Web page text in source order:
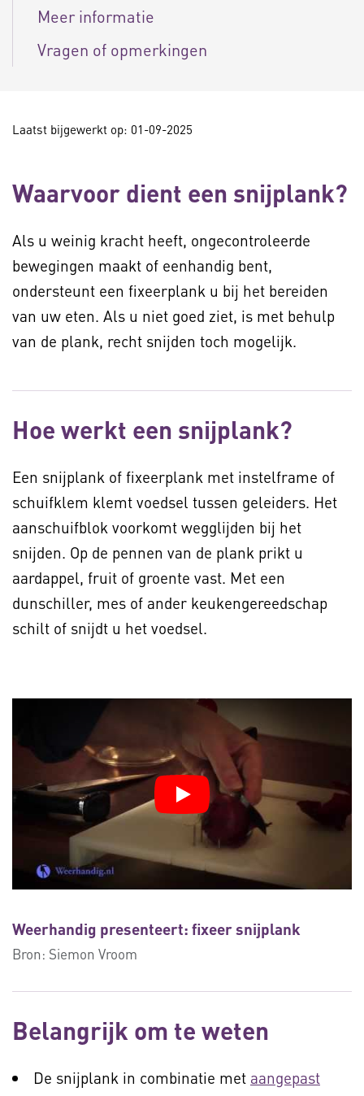
Meer informatie
Vragen of opmerkingen
Laatst bijgewerkt op: 01-09-2025
Waarvoor dient een snijplank?
Als u weinig kracht heeft, ongecontroleerde
bewegingen maakt of eenhandig bent,
ondersteunt een fixeerplank u bij het bereiden
van uw eten. Als u niet goed ziet, is met behulp
van de plank, recht snijden toch mogelijk.
Hoe werkt een snijplank?
Een snijplank of fixeerplank met instelframe of
schuifklem klemt voedsel tussen geleiders. Het
aanschuifblok voorkomt wegglijden bij het
snijden. Op de pennen van de plank prikt u
aardappel, fruit of groente vast. Met een
dunschiller, mes of ander keukengereedschap
schilt of snijdt u het voedsel.
Weerhandig presenteert: fixeer snijplank
Bron: Siemon Vroom
Belangrijk om te weten
De snijplank in combinatie met aangepast